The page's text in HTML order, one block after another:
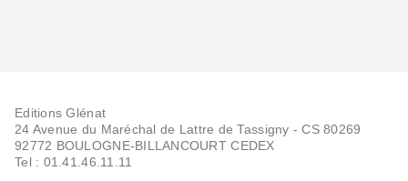
Editions Glénat
24 Avenue du Maréchal de Lattre de Tassigny - CS 80269
92772 BOULOGNE-BILLANCOURT CEDEX
Tel : 01.41.46.11.11